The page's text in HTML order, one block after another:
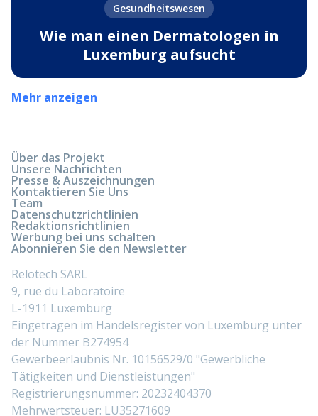
Gesundheitswesen
Wie man einen Dermatologen in
Luxemburg aufsucht
Mehr anzeigen
Über das Projekt
Unsere Nachrichten
Presse & Auszeichnungen
Kontaktieren Sie Uns
Team
Datenschutzrichtlinien
Redaktionsrichtlinien
Werbung bei uns schalten
Abonnieren Sie den Newsletter
Relotech SARL
9, rue du Laboratoire
L-1911 Luxemburg
Eingetragen im Handelsregister von Luxemburg unter
der Nummer B274954
Gewerbeerlaubnis Nr. 10156529/0 "Gewerbliche
Tätigkeiten und Dienstleistungen"
Registrierungsnummer: 20232404370
Mehrwertsteuer: LU35271609